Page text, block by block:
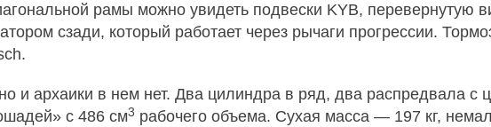
рамы можно увидеть подвески KYB, перевернутую
сзади, который работает через рычаги прогрессии.
и архаики в нем нет. Два цилиндра в ряд, два распредвала с
с 486 см3 рабочего объема. Сухая масса — 197 кг,